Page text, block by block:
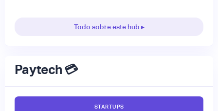
Todo sobre este hub ▸
Paytech 💳
STARTUPS